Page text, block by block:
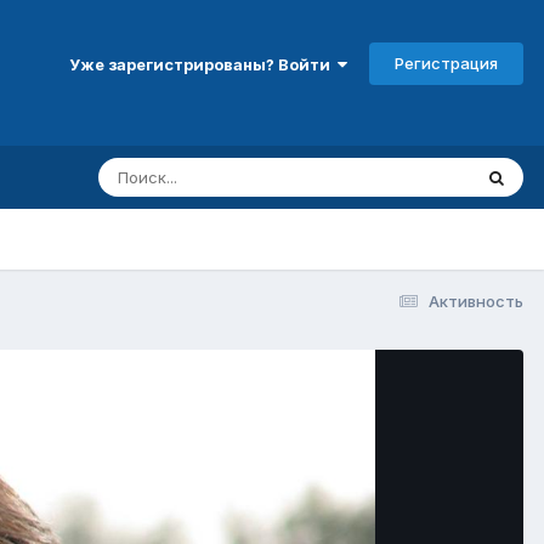
Уже зарегистрированы? Войти Регистрация
Активность